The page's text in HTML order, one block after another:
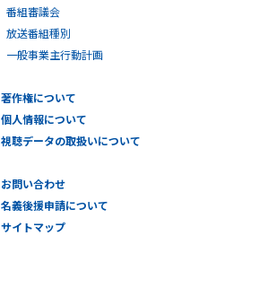
番組審議会
放送番組種別
一般事業主行動計画
著作権について
個人情報について
視聴データの取扱いについて
お問い合わせ
名義後援申請について
サイトマップ